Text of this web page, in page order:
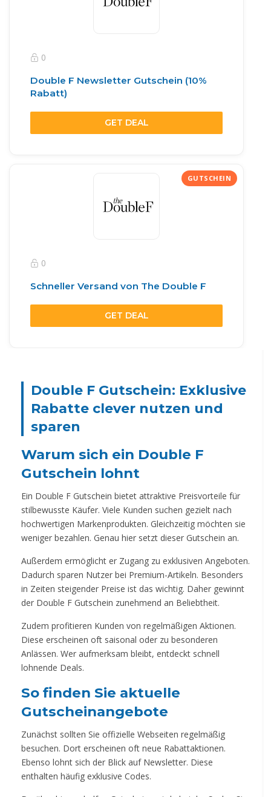
0
Double F Newsletter Gutschein (10%
Rabatt)
GET DEAL
0
Schneller Versand von The Double F
GET DEAL
Double F Gutschein: Exklusive
Rabatte clever nutzen und
sparen
Warum sich ein Double F
Gutschein lohnt
Ein Double F Gutschein bietet attraktive Preisvorteile für
stilbewusste Käufer. Viele Kunden suchen gezielt nach
hochwertigen Markenprodukten. Gleichzeitig möchten sie
weniger bezahlen. Genau hier setzt dieser Gutschein an.
Außerdem ermöglicht er Zugang zu exklusiven Angeboten.
Dadurch sparen Nutzer bei Premium-Artikeln. Besonders
in Zeiten steigender Preise ist das wichtig. Daher gewinnt
der Double F Gutschein zunehmend an Beliebtheit.
Zudem profitieren Kunden von regelmäßigen Aktionen.
Diese erscheinen oft saisonal oder zu besonderen
Anlässen. Wer aufmerksam bleibt, entdeckt schnell
lohnende Deals.
So finden Sie aktuelle
Gutscheinangebote
Zunächst sollten Sie offizielle Webseiten regelmäßig
besuchen. Dort erscheinen oft neue Rabattaktionen.
Ebenso lohnt sich der Blick auf Newsletter. Diese
enthalten häufig exklusive Codes.